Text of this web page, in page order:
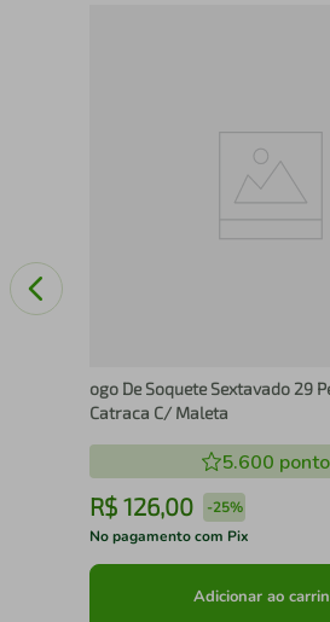
ogo De Soquete Sextavado 29
Catraca C/ Maleta
5.600
R$ 126,00 -25%
No pagamento com Pix
Adicionar ao